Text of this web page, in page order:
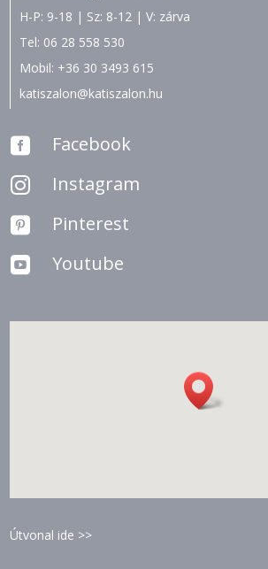
H-P: 9-18 | Sz: 8-12 | V: zárva
Tel: 06 28 558 530
Mobil: +36 30 3493 615
katiszalon@katiszalon.hu
 Facebook
 Instagram
 Pinterest
 Youtube
Útvonal ide >>